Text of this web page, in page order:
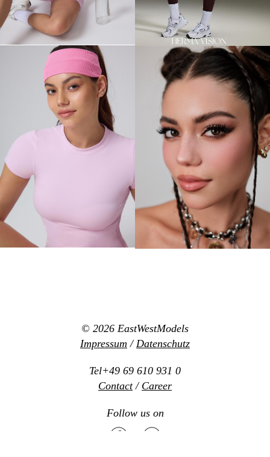
© 2026 EastWestModels
Impressum / Datenschutz
Tel+49 69 610 931 0
Contact/ Career
Follow us on